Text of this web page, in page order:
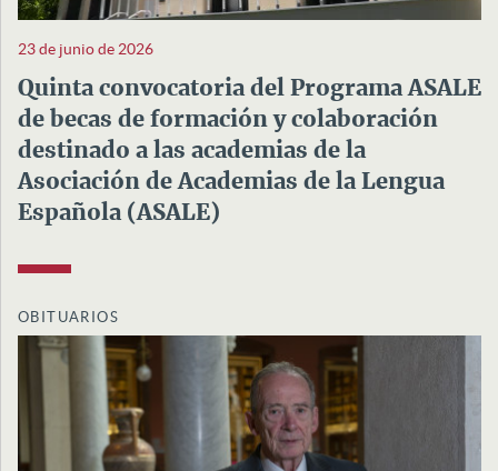
23 de junio de 2026
Quinta convocatoria del Programa ASALE
de becas de formación y colaboración
destinado a las academias de la
Asociación de Academias de la Lengua
Española (ASALE)
OBITUARIOS